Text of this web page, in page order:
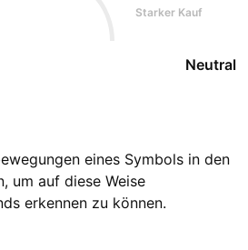
Starker Kauf
Neutral
eines Symbols in den
um auf diese Weise
erkennen zu können.